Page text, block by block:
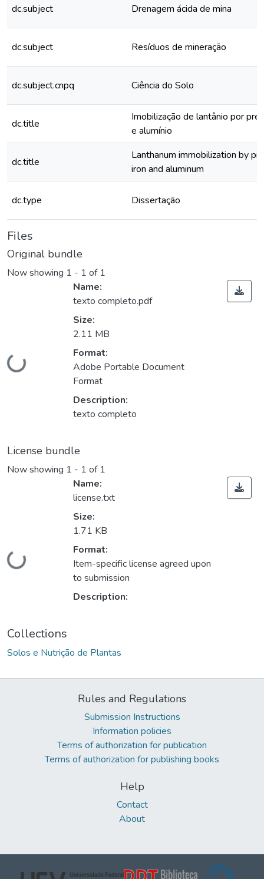
dc.subject Drenagem ácida de mina
dc.subject Resíduos de mineração
dc.subject.cnpq Ciência do Solo
dc.title
Imobilização de lantânio por
e alumínio
dc.title
Lanthanum immobilization by
iron and aluminum
dc.type Dissertação
Files
Original bundle
Now showing 1 - 1 of 1
Name:
texto completo.pdf
Size:
2.11 MB
Format:
Adobe Portable Document
Format
Description:
texto completo
License bundle
Now showing 1 - 1 of 1
Name:
license.txt
Size:
1.71 KB
Format:
Item-specific license agreed upon
to submission
Description:
Collections
Solos e Nutrição de Plantas
Rules and Regulations
Submission Instructions
Information policies
Terms of authorization for publication
Terms of authorization for publishing books
Help
Contact
About